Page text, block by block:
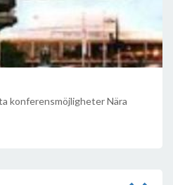
konferensmöjligheter Nära